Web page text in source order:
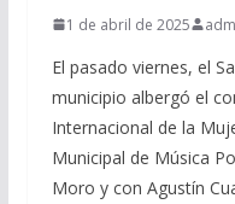
1 de abril de 2025
El pasado viernes, el
municipio albergó el
Internacional de la
Municipal de Música
Moro y con Agustín